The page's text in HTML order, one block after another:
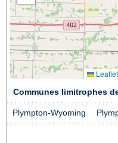
Leaflet
Communes limitrophes
Plympton-Wyoming